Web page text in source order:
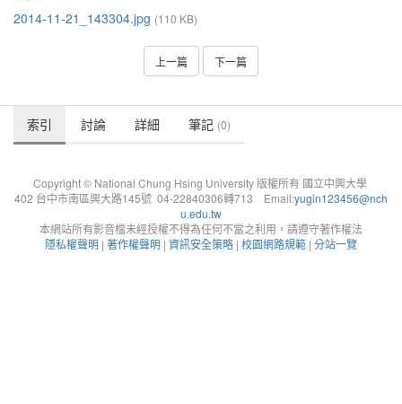
2014-11-21_143304.jpg (110 KB)
上一篇 下一篇
索引 討論 詳細 筆記 (0)
Copyright © National Chung Hsing University 版權所有 國立中興大學
402 台中市南區興大路145號 04-22840306轉713 Email:yugin123456@nch
u.edu.tw
本網站所有影音檔未經授權不得為任何不當之利用，請遵守著作權法
隱私權聲明 | 著作權聲明 | 資訊安全策略 | 校園網路規範 | 分站一覽